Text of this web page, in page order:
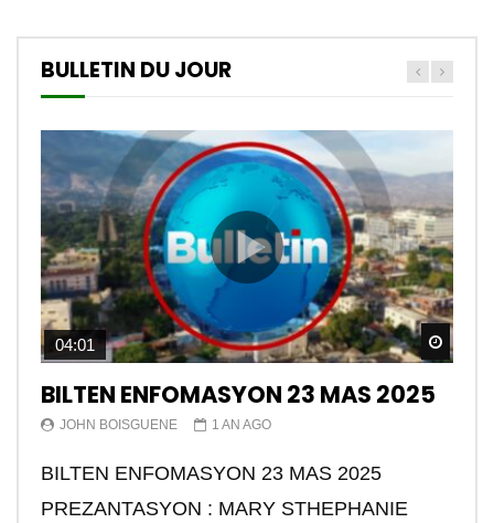
BULLETIN DU JOUR
04:01
BILTEN ENFOMASYON 23 MAS 2025
JOHN BOISGUENE 1 AN AGO
BILTEN ENFOMASYON 23 MAS 2025
PREZANTASYON : MARY STHEPHANIE